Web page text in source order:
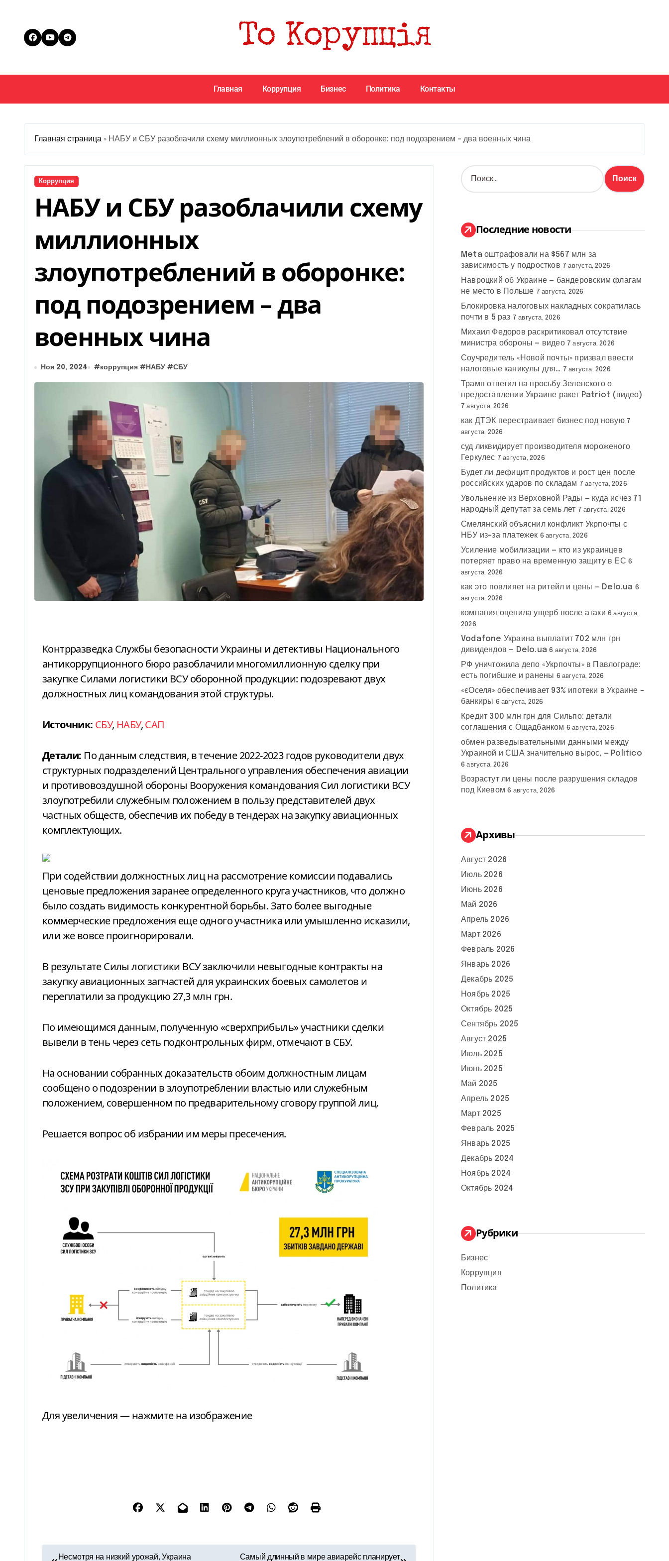
Главная Коррупция Бизнес Политика Контакты
Главная страница » НАБУ и СБУ разоблачили схему миллионных злоупотреблений в оборонке: под подозрением – два военных чина
Коррупция
НАБУ и СБУ разоблачили схему
миллионных
злоупотреблений в оборонке:
под подозрением – два
военных чина
Ноя 20, 2024 #коррупция # НАБУ #СБУ
Контрразведка Службы безопасности Украины и детективы Национального
антикоррупционного бюро разоблачили многомиллионную сделку при
закупке Силами логистики ВСУ оборонной продукции: подозревают двух
должностных лиц командования этой структуры.
Источник: СБУ, НАБУ,САП
Детали: По данным следствия, в течение 2022-2023 годов руководители двух
структурных подразделений Центрального управления обеспечения авиации
и противовоздушной обороны Вооружения командования Сил логистики ВСУ
злоупотребили служебным положением в пользу представителей двух
частных обществ, обеспечив их победу в тендерах на закупку авиационных
комплектующих.
При содействии должностных лиц на рассмотрение комиссии подавались
ценовые предложения заранее определенного круга участников, что должно
было создать видимость конкурентной борьбы. Зато более выгодные
коммерческие предложения еще одного участника или умышленно исказили,
или же вовсе проигнорировали.
В результате Силы логистики ВСУ заключили невыгодные контракты на
закупку авиационных запчастей для украинских боевых самолетов и
переплатили за продукцию 27,3 млн грн.
По имеющимся данным, полученную «сверхприбыль» участники сделки
вывели в тень через сеть подконтрольных фирм, отмечают в СБУ.
На основании собранных доказательств обоим должностным лицам
сообщено о подозрении в злоупотреблении властью или служебным
положением, совершенном по предварительному сговору группой лиц.
Решается вопрос об избрании им меры пресечения.
Для увеличения — нажмите на изображение
Н
Несмотря на низкий урожай, Украина
Самый длинный в мире авиарейс планирует
Н
а
:
Последние новости
Meta оштрафовали на $567 млн за
зависимость у подростков 7 августа, 2026
Навроцкий об Украине — бандеровским флагам
не место в Польше 7 августа, 2026
Блокировка налоговых накладных сократилась
почти в 5 раз 7 августа, 2026
Михаил Федоров раскритиковал отсутствие
министра обороны — видео 7 августа, 2026
Соучредитель «Новой почты» призвал ввести
налоговые каникулы для… 7 августа, 2026
Трамп ответил на просьбу Зеленского о
предоставлении Украине ракет Patriot (видео)
7 августа, 2026
как ДТЭК перестраивает бизнес под новую 7
августа, 2026
суд ликвидирует производителя мороженого
Геркулес 7 августа, 2026
Будет ли дефицит продуктов и рост цен после
российских ударов по складам 7 августа, 2026
Увольнение из Верховной Рады — куда исчез 71
народный депутат за семь лет 7 августа, 2026
Смелянский объяснил конфликт Укрпочты с
НБУ из-за платежек 6 августа, 2026
Усиление мобилизации — кто из украинцев
потеряет право на временную защиту в ЕС 6
августа, 2026
как это повлияет на ритейл и цены — Delo.ua 6
августа, 2026
компания оценила ущерб после атаки 6 августа,
2026
Vodafone Украина выплатит 702 млн грн
дивидендов — Delo.ua 6 августа, 2026
РФ уничтожила депо «Укрпочты» в Павлограде:
есть погибшие и ранены 6 августа, 2026
«єОселя» обеспечивает 93% ипотеки в Украине –
банкиры 6 августа, 2026
Кредит 300 млн грн для Сильпо: детали
соглашения с Ощадбанком 6 августа, 2026
обмен разведывательными данными между
Украиной и США значительно вырос, — Politico
6 августа, 2026
Возрастут ли цены после разрушения складов
под Киевом 6 августа, 2026
Архивы
Август 2026
Июль 2026
Июнь 2026
Май 2026
Апрель 2026
Март 2026
Февраль 2026
Январь 2026
Декабрь 2025
Ноябрь 2025
Октябрь 2025
Сентябрь 2025
Август 2025
Июль 2025
Июнь 2025
Май 2025
Апрель 2025
Март 2025
Февраль 2025
Январь 2025
Декабрь 2024
Ноябрь 2024
Октябрь 2024
Рубрики
Бизнес
Коррупция
Политика